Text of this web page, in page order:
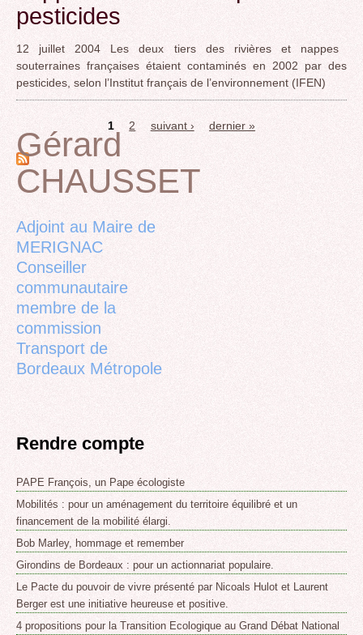
pesticides
12 juillet 2004 Les deux tiers des rivières et nappes
souterraines françaises étaient contaminés en 2002 par des
pesticides, selon l’Institut français de l’environnement (IFEN)
Pages
1 2 suivant › dernier »
Back
to
top
Gérard
CHAUSSET
Adjoint au Maire de
MERIGNAC
Conseiller
communautaire
membre de la
commission
Transport de
Bordeaux Métropole
Rendre compte
PAPE François, un Pape écologiste
Mobilités : pour un aménagement du territoire équilibré et un
financement de la mobilité élargi.
Bob Marley, hommage et remember
Girondins de Bordeaux : pour un actionnariat populaire.
Le Pacte du pouvoir de vivre présenté par Nicoals Hulot et Laurent
Berger est une initiative heureuse et positive.
4 propositions pour la Transition Ecologique au Grand Débat National